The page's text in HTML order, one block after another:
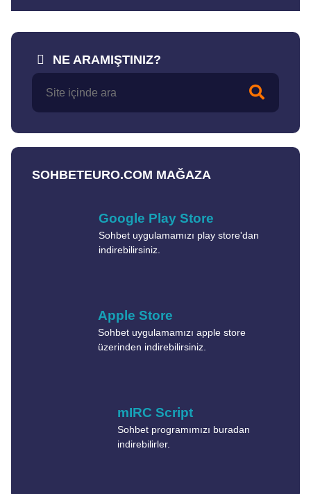
NE ARAMIŞTINIZ?
SOHBETEURO.COM MAĞAZA
Google Play Store
Sohbet uygulamamızı play store'dan
indirebilirsiniz.
Apple Store
Sohbet uygulamamızı apple store
üzerinden indirebilirsiniz.
mIRC Script
Sohbet programımızı buradan
indirebilirler.